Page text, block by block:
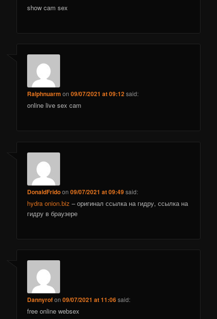
show cam sex
Ralphnuarm on09/07/2021 at 09:12said:
online live sex cam
DonaldFridoon09/07/2021 at 09:49said:
hydra onion.biz – оригинал ссылка на гидру, ссылка на
гидру в браузере
Dannyrofon09/07/2021 at 11:06said:
free online websex